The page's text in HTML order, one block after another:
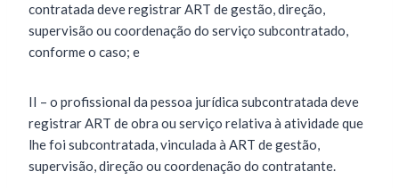
contratada deve registrar ART de gestão, direção,
supervisão ou coordenação do serviço subcontratado,
conforme o caso; e
II – o profissional da pessoa jurídica subcontratada deve
registrar ART de obra ou serviço relativa à atividade que
lhe foi subcontratada, vinculada à ART de gestão,
supervisão, direção ou coordenação do contratante.